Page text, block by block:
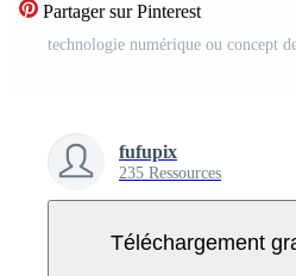
Partager sur Pinterest
fufupix
235 Ressources
Téléchargement